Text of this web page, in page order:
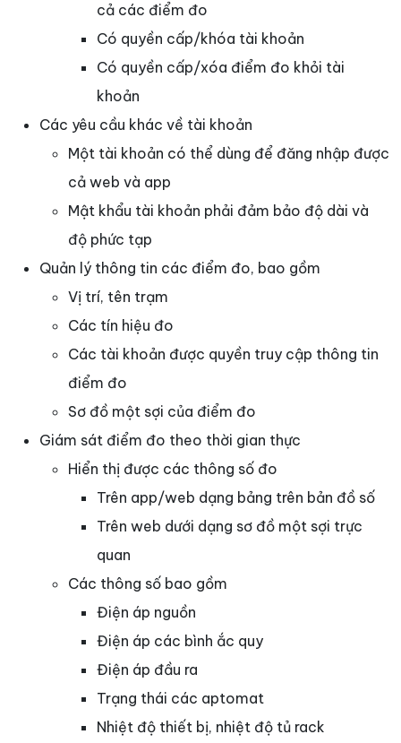
cả các điểm đo
Có quyền cấp/khóa tài khoản
Có quyền cấp/xóa điểm đo khỏi tài
khoản
Các yêu cầu khác về tài khoản
Một tài khoản có thể dùng để đăng nhập được
cả web và app
Mật khẩu tài khoản phải đảm bảo độ dài và
độ phức tạp
Quản lý thông tin các điểm đo, bao gồm
Vị trí, tên trạm
Các tín hiệu đo
Các tài khoản được quyền truy cập thông tin
điểm đo
Sơ đồ một sợi của điểm đo
Giám sát điểm đo theo thời gian thực
Hiển thị được các thông số đo
Trên app/web dạng bảng trên bản đồ số
Trên web dưới dạng sơ đồ một sợi trực
quan
Các thông số bao gồm
Điện áp nguồn
Điện áp các bình ắc quy
Điện áp đầu ra
Trạng thái các aptomat
Nhiệt độ thiết bị, nhiệt độ tủ rack